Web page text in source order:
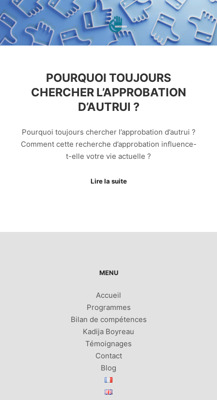
POURQUOI TOUJOURS
CHERCHER L’APPROBATION
D’AUTRUI ?
Pourquoi toujours chercher l’approbation d’autrui ?
Comment cette recherche d’approbation influence-
t-elle votre vie actuelle ?
Lire la suite
MENU
Accueil
Programmes
Bilan de compétences
Kadija Boyreau
Témoignages
Contact
Blog